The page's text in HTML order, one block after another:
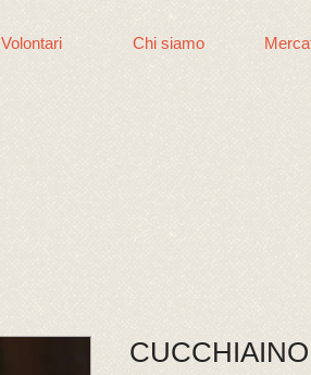
Volontari Chi siamo
CUCCHIAINO